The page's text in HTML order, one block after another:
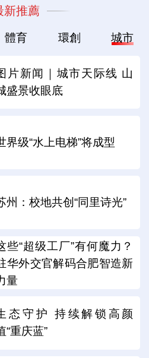
新推薦
體育 環創 城市
片新闻｜城市天际线 山
盛景收眼底
界级“水上电梯”将成型
州：校地共创“同里诗光”
些“超级工厂”有何魔力？
华外交官解码合肥智造新
量
态守护 持续解锁高颜
“重庆蓝”